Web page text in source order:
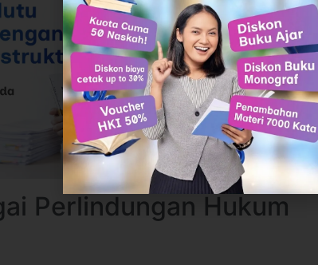
Perlindungan Hukum